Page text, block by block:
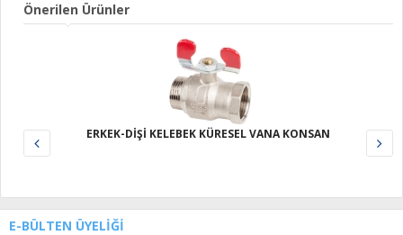
Önerilen Ürünler
ERKEK-DİŞİ KELEBEK KÜRESEL VANA KONSAN
E-BÜLTEN ÜYELİĞİ